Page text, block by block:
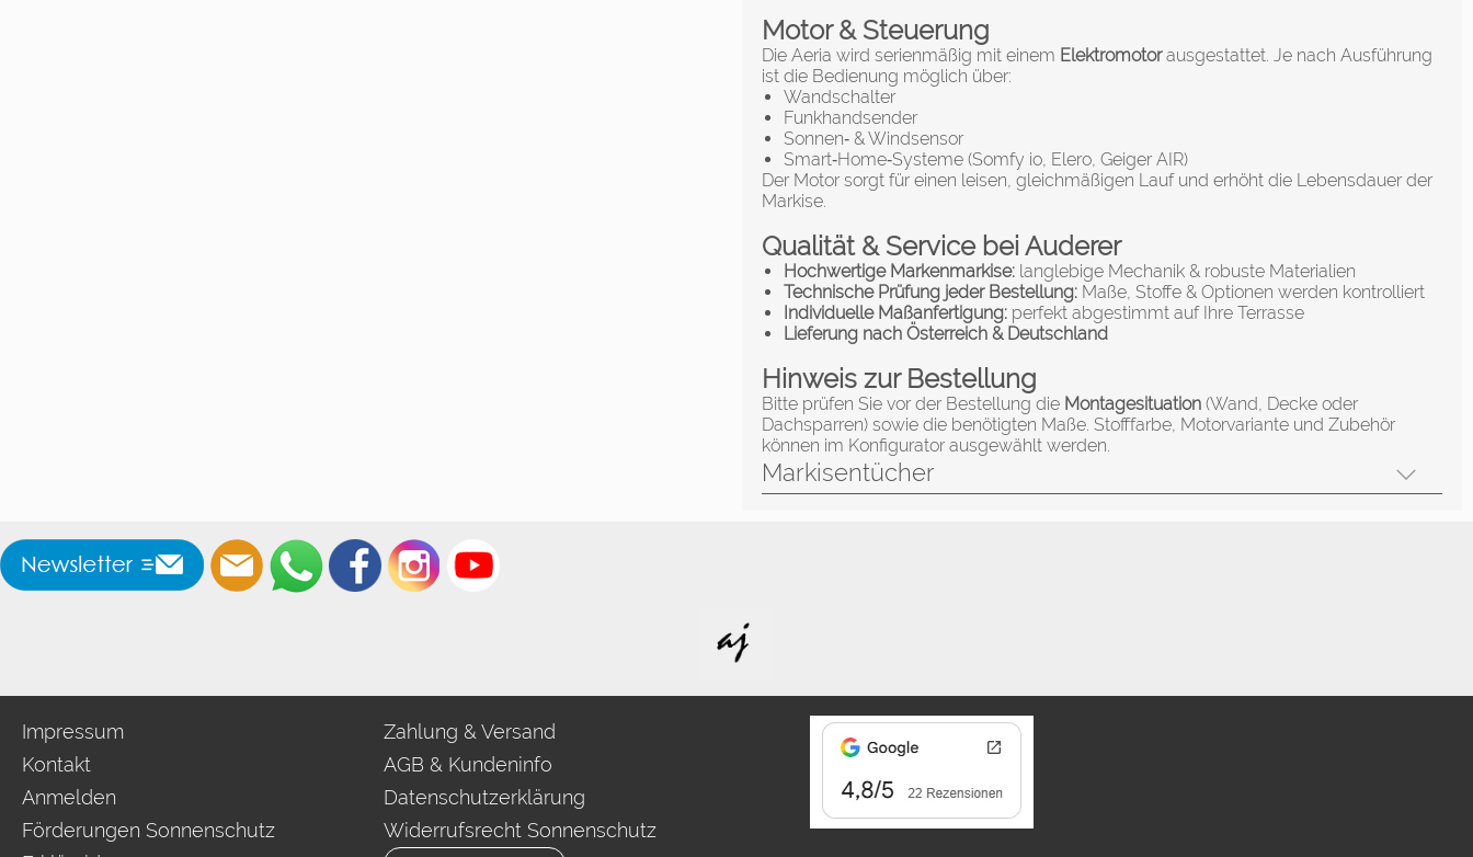
Motor & Steuerung
Die Aeria wird serienmäßig mit einem Elektromotorausgestattet. Je nach Ausführung
ist die Bedienung möglich über:
Wandschalter
Funkhandsender
Sonnen‑ & Windsensor
Smart‑Home‑Systeme (Somfy io, Elero, Geiger AIR)
Der Motor sorgt für einen leisen, gleichmäßigen Lauf und erhöht die Lebensdauer der
Markise.
Qualität & Service bei Auderer
Hochwertige Markenmarkise: langlebige Mechanik & robuste Materialien
Technische Prüfung jeder Bestellung: Maße, Stoffe & Optionen werden kontrolliert
Individuelle Maßanfertigung: perfekt abgestimmt auf Ihre Terrasse
Lieferung nach Österreich & Deutschland
Hinweis zur Bestellung
Bitte prüfen Sie vor der Bestellung die Montagesituation (Wand, Decke oder
Dachsparren) sowie die benötigten Maße. Stofffarbe, Motorvariante und Zubehör
können im Konfigurator ausgewählt werden.
Markisentücher
Impressum
Kontakt
Anmelden
Förderungen Sonnenschutz
Zahlung & Versand
AGB & Kundeninfo
Datenschutzerklärung
Widerrufsrecht Sonnenschutz